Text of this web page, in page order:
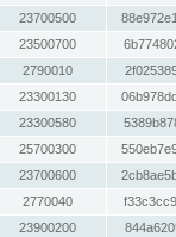
23700500
23500700
2790010
23300130
23300580
25700300
23700600
2770040
23900200